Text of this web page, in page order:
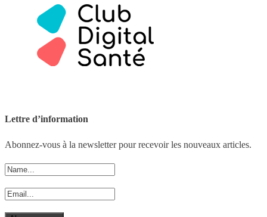
Lettre d’information
Abonnez-vous à la newsletter pour recevoir les nouveaux articles.